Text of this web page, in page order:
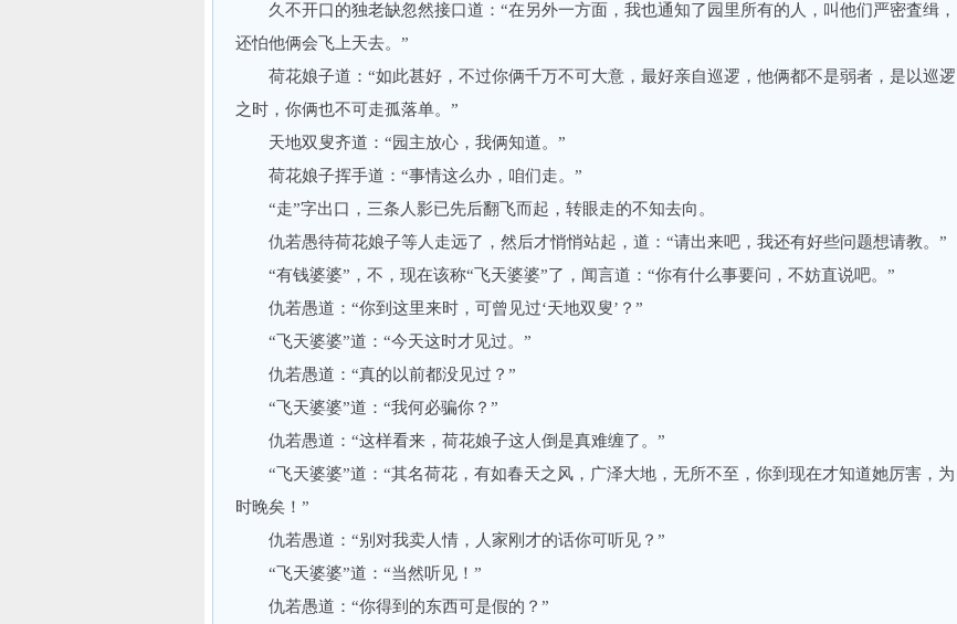
久不开口的独老缺忽然接口道：“在另外一方面，我也通知了园里所有的人，叫他们严密査缉，
还怕他俩会飞上天去。”
荷花娘子道：“如此甚好，不过你俩千万不可大意，最好亲自巡逻，他俩都不是弱者，是以巡逻
之时，你俩也不可走孤落单。”
天地双叟齐道：“园主放心，我俩知道。”
荷花娘子挥手道：“事情这么办，咱们走。”
“走”字出口，三条人影已先后翻飞而起，转眼走的不知去向。
仇若愚待荷花娘子等人走远了，然后才悄悄站起，道：“请出来吧，我还有好些问题想请教。”
“有钱婆婆”，不，现在该称“飞天婆婆”了，闻言道：“你有什么事要问，不妨直说吧。”
仇若愚道：“你到这里来时，可曾见过‘天地双叟’？”
“飞天婆婆”道：“今天这时才见过。”
仇若愚道：“真的以前都没见过？”
“飞天婆婆”道：“我何必骗你？”
仇若愚道：“这样看来，荷花娘子这人倒是真难缠了。”
“飞天婆婆”道：“其名荷花，有如春天之风，广泽大地，无所不至，你到现在才知道她厉害，为
时晚矣！”
仇若愚道：“别对我卖人情，人家刚才的话你可听见？”
“飞天婆婆”道：“当然听见！”
仇若愚道：“你得到的东西可是假的？”